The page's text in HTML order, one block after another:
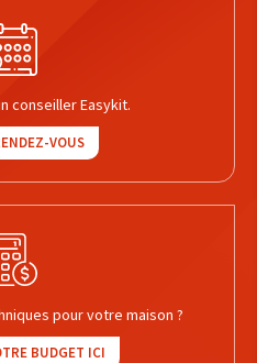
conseiller Easykit.
VOUS
pour votre maison ?
BUDGET ICI